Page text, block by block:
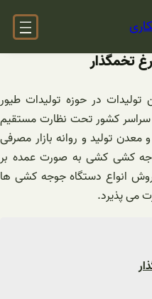
تخمگذار
در حوزه تولیدات طیور
سراسر کشور تحت نظارت مستقیم
تولید و روانه بازار مصرفی
کشی کشی به صورت عمده بر
انواع دستگاه جوجه کشی ها
می پذیرد.